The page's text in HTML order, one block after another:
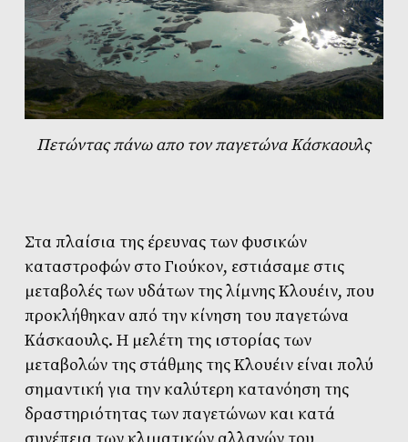
Πετώντας πάνω απο τον παγετώνα Kάσκαουλς
Στα πλαίσια της έρευνας των φυσικών
καταστροφών στο Γιούκον, εστιάσαμε στις
μεταβολές των υδάτων της λίμνης Kλουέιν, που
προκλήθηκαν από την κίνηση του παγετώνα
Kάσκαουλς. Η μελέτη της ιστορίας των
μεταβολών της στάθμης της Kλουέιν είναι πολύ
σημαντική για την καλύτερη κατανόηση της
δραστηριότητας των παγετώνων και κατά